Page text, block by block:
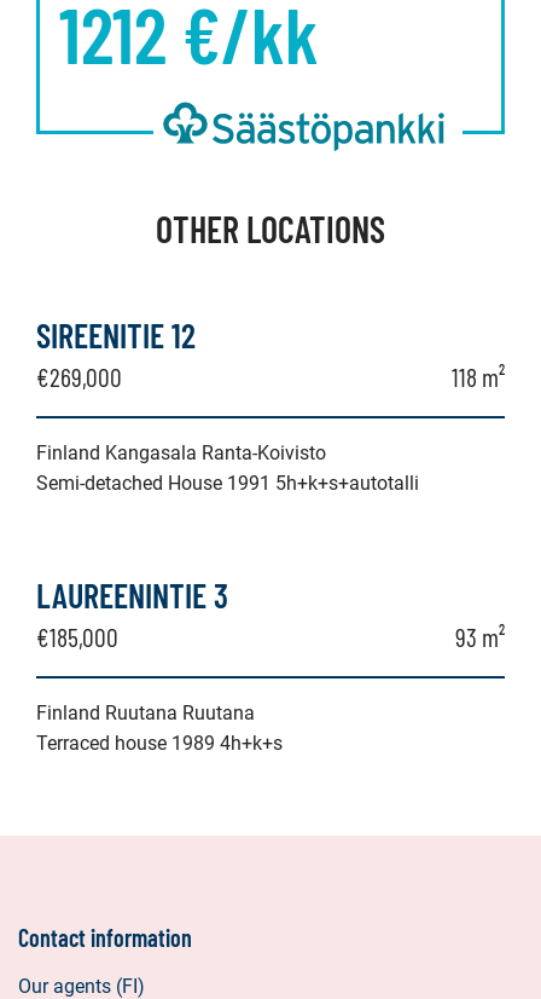
1212 €/kk
OTHER LOCATIONS
SIREENITIE 12
€269,000 118 m²
Finland Kangasala Ranta-Koivisto
Semi-detached House 1991 5h+k+s+autotalli
LAUREENINTIE 3
€185,000 93 m²
Finland Ruutana Ruutana
Terraced house 1989 4h+k+s
Contact information
Our agents (FI)